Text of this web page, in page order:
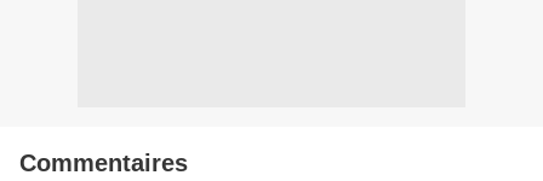
Commentaires